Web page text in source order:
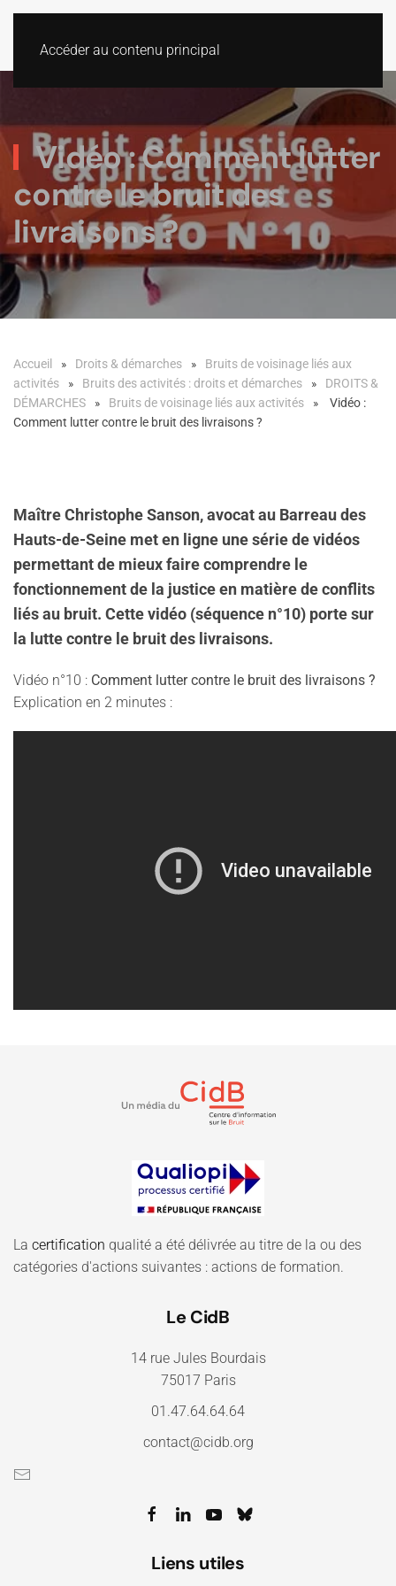
Accéder au contenu principal
Vidéo : Comment lutter
contre le bruit des
livraisons ?
Accueil Droits & démarches
Bruits de voisinage liés aux
activités
Bruits des activités : droits et démarches
DROITS &
DÉMARCHES
Bruits de voisinage liés aux activités
Vidéo :
Comment lutter contre le bruit des livraisons ?
Maître Christophe Sanson, avocat au Barreau des
Hauts-de-Seine met en ligne une série de vidéos
permettant de mieux faire comprendre le
fonctionnement de la justice en matière de conflits
liés au bruit. Cette vidéo (séquence n°10) porte sur
la lutte contre le bruit des livraisons.
Vidéo n°10 : Comment lutter contre le bruit des livraisons ?
Explication en 2 minutes :
La certification qualité a été délivrée au titre de la ou des
catégories d'actions suivantes : actions de formation.
Le CidB
14 rue Jules Bourdais
75017 Paris
01.47.64.64.64
contact@cidb.org
Liens utiles